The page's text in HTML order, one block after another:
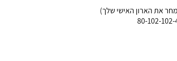
את הארון האישי שלך)